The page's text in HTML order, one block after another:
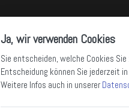
Ja, wir verwenden Cookies
Sie entscheiden, welche Cookies
Entscheidung können Sie jederzeit in
Weitere Infos auch in unserer